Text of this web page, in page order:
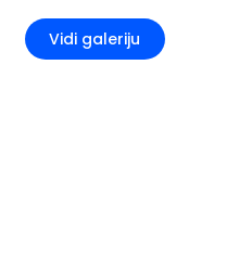
Vidi galeriju